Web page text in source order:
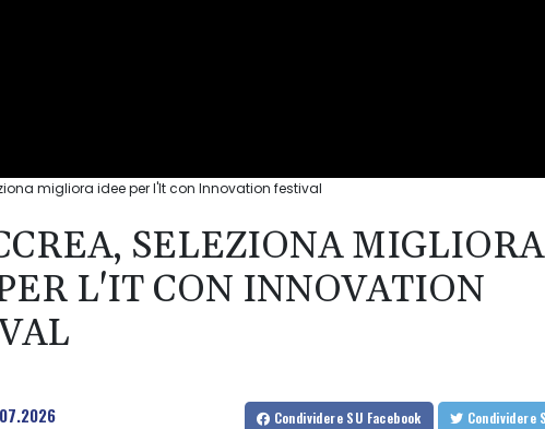
migliora idee per l'It con Innovation festival
SELEZIONA MIGLIORA
L'IT CON INNOVATION
Condividere SU Facebook Condividere